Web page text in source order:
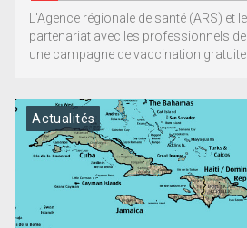
L'Agence régionale de santé (ARS) et
partenariat avec les professionnels
une campagne de vaccination gratuite
Actualités